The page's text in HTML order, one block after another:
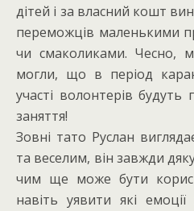
дітей і за власний кошт
переможців маленькими
чи смаколиками. Чесно,
могли, що в період
участі волонтерів
заняття!
Зовні тато Руслан
та веселим, він завжди
чим ще може бути
навіть уявити які